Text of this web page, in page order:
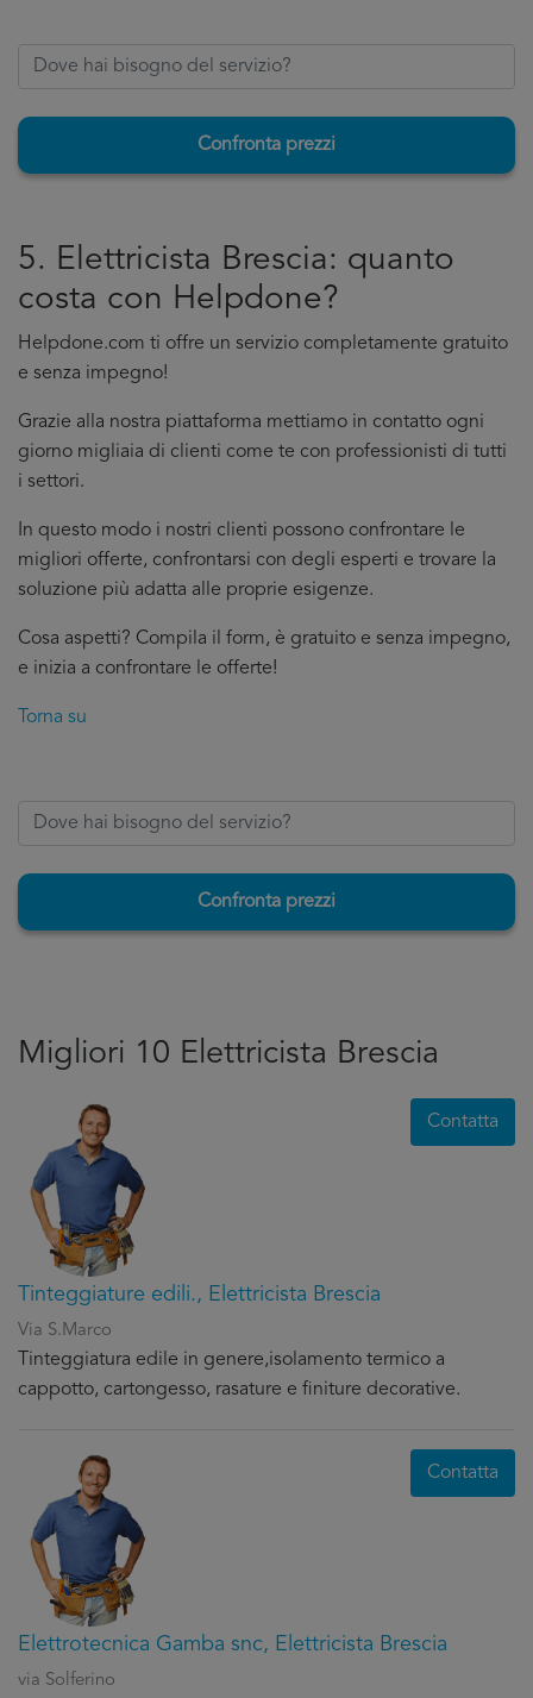
Confronta prezzi
5. Elettricista Brescia: quanto
costa con Helpdone?
Helpdone.com ti offre un servizio completamente gratuito
e senza impegno!
Grazie alla nostra piattaforma mettiamo in contatto ogni
giorno migliaia di clienti come te con professionisti di tutti
i settori.
In questo modo i nostri clienti possono confrontare le
migliori offerte, confrontarsi con degli esperti e trovare la
soluzione più adatta alle proprie esigenze.
Cosa aspetti? Compila il form, è gratuito e senza impegno,
e inizia a confrontare le offerte!
Torna su
Confronta prezzi
Migliori 10 Elettricista Brescia
Tinteggiature edili., Elettricista Brescia
Via S.Marco
Tinteggiatura edile in genere,isolamento termico a
cappotto, cartongesso, rasature e finiture decorative.
Contatta
Elettrotecnica Gamba snc, Elettricista Brescia
via Solferino
Contatta